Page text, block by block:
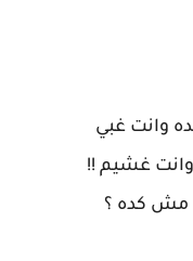
وانت غبي
غشيم !!
مش كده ؟